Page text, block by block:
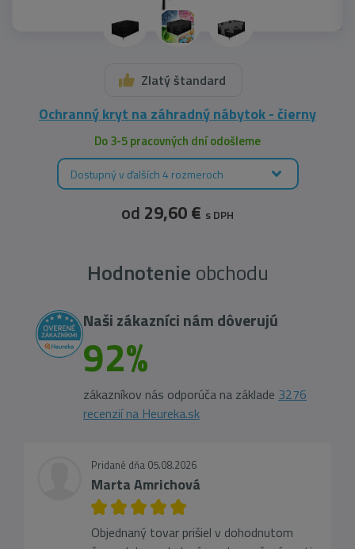
Zlatý štandard
Ochranný kryt na záhradný nábytok - čierny
Do 3-5 pracovných dní odošleme
Dostupný v ďalších 4 rozmeroch
od 29,60 € s DPH
Hodnotenie obchodu
Naši zákazníci nám dôverujú
92%
zákazníkov nás odporúča na základe 3276
recenzií na Heureka.sk
Pridané dňa 05.08.2026
Marta Amrichová
Objednaný tovar prišiel v dohodnutom